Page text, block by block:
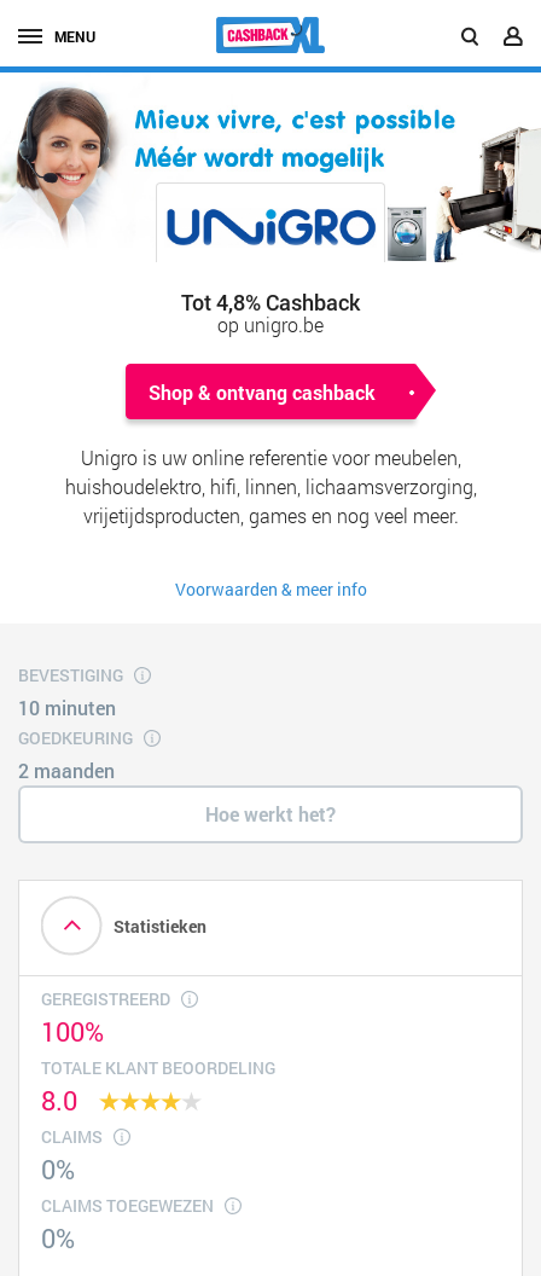
MENU
Tot 4,8% Cashback
op unigro.be
Shop & ontvang cashback
Unigro is uw online referentie voor meubelen,
huishoudelektro, hifi, linnen, lichaamsverzorging,
vrijetijdsproducten, games en nog veel meer.
Voorwaarden & meer info
BEVESTIGING
10 minuten
GOEDKEURING
2 maanden
Hoe werkt het?
Statistieken
GEREGISTREERD
100%
TOTALE KLANT BEOORDELING
8.0
CLAIMS
0%
CLAIMS TOEGEWEZEN
0%